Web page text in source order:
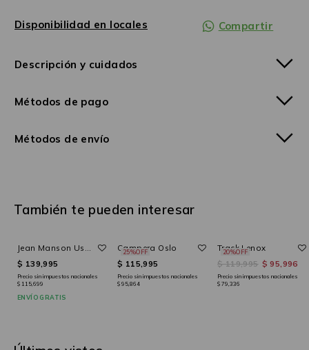
Disponibilidad en locales Compartir
Descripción y cuidados
Métodos de pago
Métodos de envío
También te pueden interesar
Jean Manson Used Mid Light Blue
$ 139,995
Precio sin impuestos nacionales
$ 115,699
ENVÍO GRATIS
25%OFF
Campera Oslo
$ 115,995
Precio sin impuestos nacionales
$ 95,864
20%OFF
Track Lenox
$ 119,995 $ 95,996
Precio sin impuestos nacionales
$ 79,336